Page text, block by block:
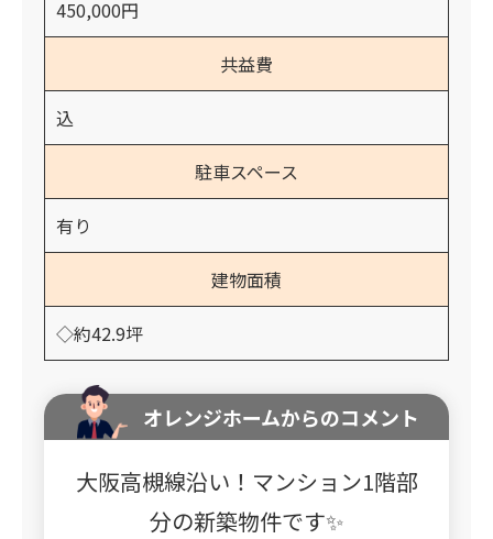
450,000円
共益費
込
駐車スペース
有り
建物面積
◇約42.9坪
オレンジホームからのコメント
大阪高槻線沿い！マンション1階部
分の新築物件です✨